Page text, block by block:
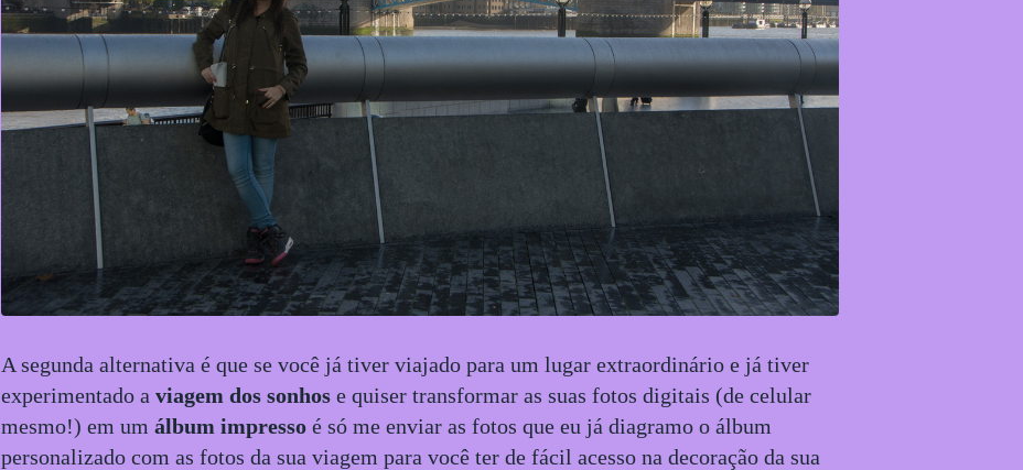
A segunda alternativa é que se você já tiver viajado para um lugar extraordinário e já tiver
experimentado a viagem dos sonhos e quiser transformar as suas fotos digitais (de celular
mesmo!) em um álbum impresso é só me enviar as fotos que eu já diagramo o álbum
personalizado com as fotos da sua viagem para você ter de fácil acesso na decoração da sua